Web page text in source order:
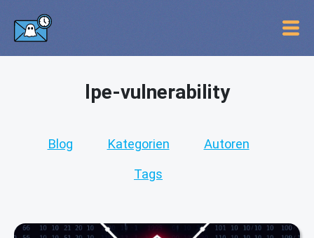
lpe-vulnerability
Blog Kategorien Autoren
Tags